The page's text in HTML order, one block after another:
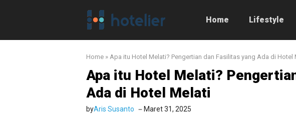
Home Lifestyle
Home » Apa itu Hotel Melati? Pengertian dan Fasilitas yang Ada di Hotel
Apa itu Hotel Melati?
Ada di Hotel Melati
byAris Susanto Maret 31, 2025